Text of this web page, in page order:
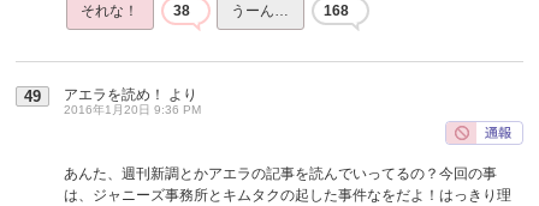
それな！ 38 うーん… 168
49 アエラを読め！ より
2016年1月20日 9:36 PM
あんた、週刊新調とかアエラの記事を読んでいってるの？今回の事
は、ジャニーズ事務所とキムタクの起した事件なをだよ！はっきり理